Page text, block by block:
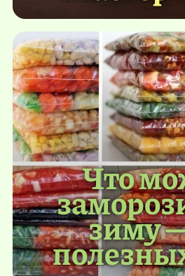
Что
зиму